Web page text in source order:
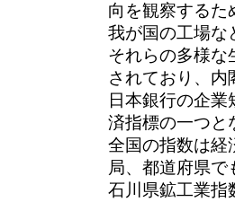
向を観察するた
我が国の工場な
それらの多様な
されており、内
日本銀行の企
済指標の一つと
全国の指数は経
局、都道府県で
石川県鉱工業指